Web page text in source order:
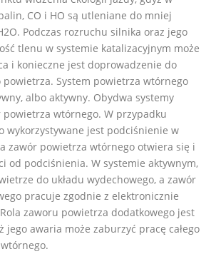
CO i HO są utleniane do mniej
Podczas rozruchu silnika oraz jego
tlenu w systemie katalizacyjnym może
i konieczne jest doprowadzenie do
powietrza. System powietrza wtórnego
albo aktywny. Obydwa systemy
wtórnego. W przypadku
wykorzystywane jest podciśnienie w
zawór powietrza wtórnego otwiera się i
od podciśnienia. W systemie aktywnym,
do układu wydechowego, a zawór
pracuje zgodnie z elektronicznie
zaworu powietrza dodatkowego jest
jego awaria może zaburzyć pracę całego